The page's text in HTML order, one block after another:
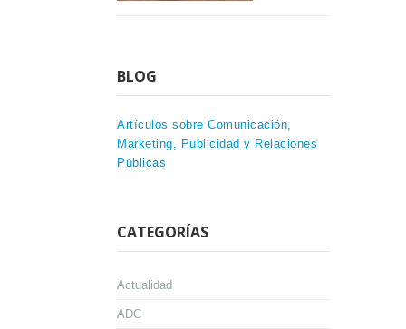
BLOG
Artículos sobre Comunicación,
Marketing, Publicidad y Relaciones
Públicas
CATEGORÍAS
Actualidad
ADC